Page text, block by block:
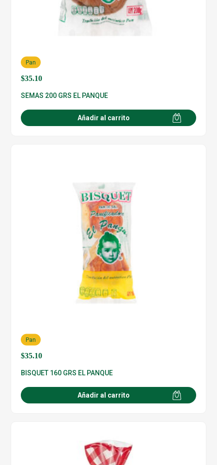
$35.10
Pan
SEMAS 200 GRS EL PANQUE
Añadir al carrito
$35.10
Pan
BISQUET 160 GRS EL PANQUE
Añadir al carrito